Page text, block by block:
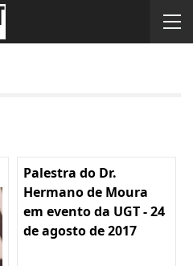
Palestra do Dr.
Hermano de Moura
em evento da UGT - 24
de agosto de 2017